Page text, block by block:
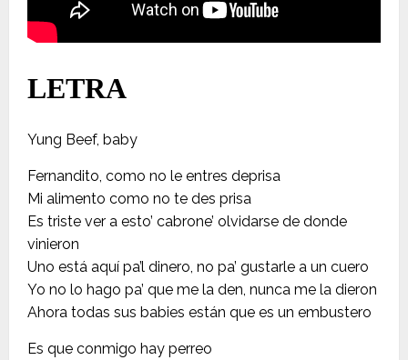
LETRA
Yung Beef, baby
Fernandito, como no le entres deprisa
Mi alimento como no te des prisa
Es triste ver a esto’ cabrone’ olvidarse de donde
vinieron
Uno está aquí pa’l dinero, no pa’ gustarle a un cuero
Yo no lo hago pa’ que me la den, nunca me la dieron
Ahora todas sus babies están que es un embustero
Es que conmigo hay perreo